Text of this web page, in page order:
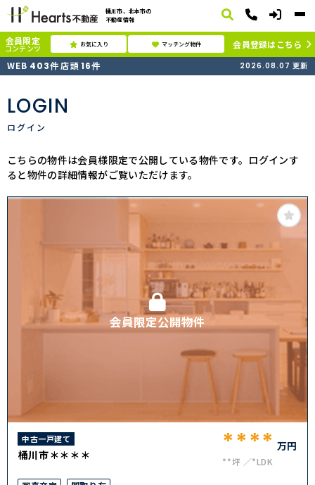
桶川市、北本市の
不動産情報
会員限定
コンテンツ お気に入り マッチング物件
会員登録はこちら
WEB 403件 店頭16件 2026.08.07 更新
LOGIN
ログイン
こちらの物件は会員様限定で公開している物件です。ログインす
ると物件の詳細情報がご覧いただけます。
会員限定公開物件
中古一戸建て
桶川市＊＊＊＊ **** 万円
**坪
*LDK